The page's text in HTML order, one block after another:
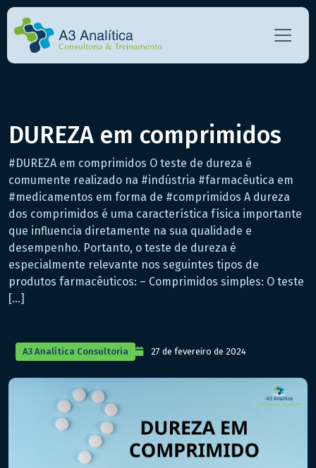
DUREZA em comprimidos
#DUREZA em comprimidos O teste de dureza é
comumente realizado na #indústria #farmacêutica em
#medicamentos em forma de #comprimidos A dureza
dos comprimidos é uma característica física importante
que influencia diretamente na sua qualidade e
desempenho. Portanto, o teste de dureza é
especialmente relevante nos seguintes tipos de
produtos farmacêuticos: – Comprimidos simples: O teste
[…]
A3 Analítica Consultoria 27 de fevereiro de 2024